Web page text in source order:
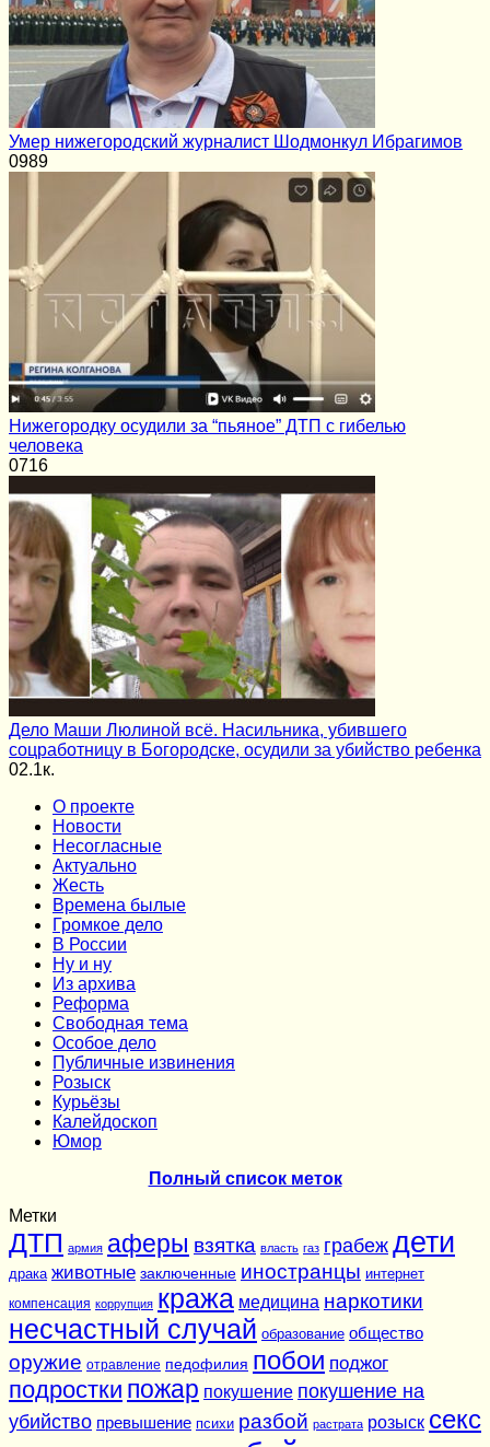
Умер нижегородский журналист Шодмонкул Ибрагимов
0989
Нижегородку осудили за “пьяное” ДТП с гибелью
человека
0716
Дело Маши Люлиной всё. Насильника, убившего
соцработницу в Богородске, осудили за убийство ребенка
02.1к.
О проекте
Новости
Несогласные
Актуально
Жесть
Времена былые
Громкое дело
В России
Ну и ну
Из архива
Реформа
Cвободная тема
Особое дело
Публичные извинения
Розыск
Курьёзы
Калейдоскоп
Юмор
Полный список меток
Метки
ДТП армия аферы взятка власть газ грабеж дети
драка животные заключенные иностранцы интернет
компенсация коррупция кража медицина наркотики
несчастный случай образование общество
оружие отравление педофилия побои поджог
подростки пожар покушение покушение на
убийство превышение психи разбой растрата розыск секс